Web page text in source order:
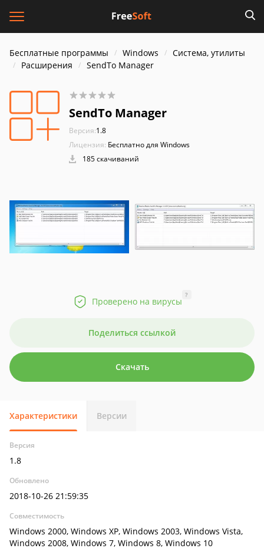
Бесплатные программы Windows
Система, утилиты
Расширения
SendTo Manager
SendTo Manager
Версия:1.8
Лицензия: Бесплатно для Windows
185 скачиваний
Проверено на вирусы
?
Поделиться ссылкой
Скачать
Характеристики Версии
Версия
1.8
Обновлено
2018-10-26 21:59:35
Совместимость
Windows 2000, Windows XP, Windows 2003, Windows Vista,
Windows 2008, Windows 7, Windows 8, Windows 10